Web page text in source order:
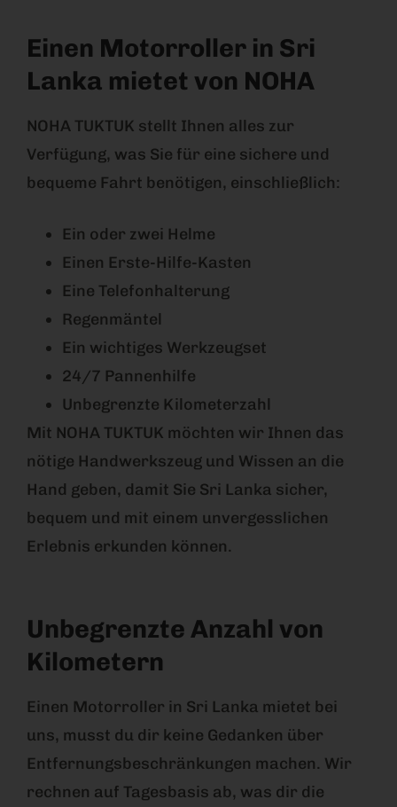
Einen Motorroller in Sri
Lanka mietet von NOHA
NOHA TUKTUK stellt Ihnen alles zur
Verfügung, was Sie für eine sichere und
bequeme Fahrt benötigen, einschließlich:
Ein oder zwei Helme
Einen Erste-Hilfe-Kasten
Eine Telefonhalterung
Regenmäntel
Ein wichtiges Werkzeugset
24/7 Pannenhilfe
Unbegrenzte Kilometerzahl
Mit NOHA TUKTUK möchten wir Ihnen das
nötige Handwerkszeug und Wissen an die
Hand geben, damit Sie Sri Lanka sicher,
bequem und mit einem unvergesslichen
Erlebnis erkunden können.
Unbegrenzte Anzahl von
Kilometern
Einen Motorroller in Sri Lanka mietet bei
uns, musst du dir keine Gedanken über
Entfernungsbeschränkungen machen. Wir
rechnen auf Tagesbasis ab, was dir die